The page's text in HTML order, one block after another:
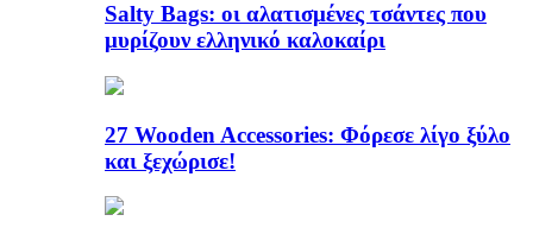
Salty Bags: οι αλατισμένες τσάντες που
μυρίζουν ελληνικό καλοκαίρι
27 Wooden Accessories: Φόρεσε λίγο ξύλο
και ξεχώρισε!